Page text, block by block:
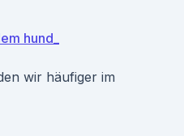
hund_
wir häufiger im